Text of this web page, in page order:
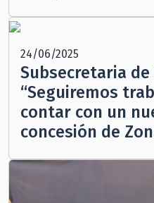
24/06/2025
Subsecretaria de
“Seguiremos
contar con un
concesión de